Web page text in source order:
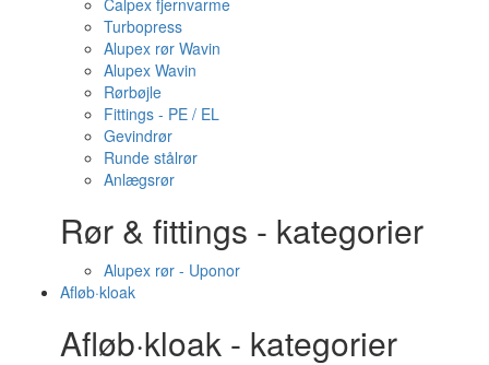
Calpex fjernvarme
Turbopress
Alupex rør Wavin
Alupex Wavin
Rørbøjle
Fittings - PE / EL
Gevindrør
Runde stålrør
Anlægsrør
Rør & fittings - kategorier
Alupex rør - Uponor
Afløb·kloak
Afløb·kloak - kategorier